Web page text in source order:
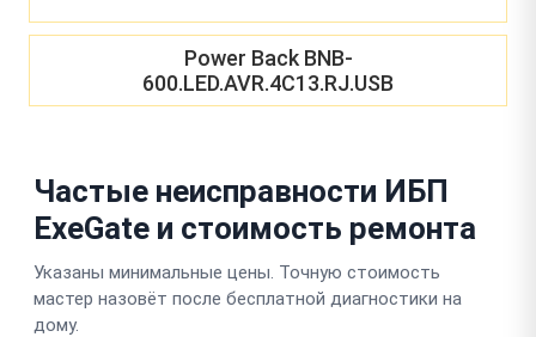
Power Back BNB-
600.LED.AVR.4C13.RJ.USB
Частые неисправности ИБП
ExeGate и стоимость ремонта
Указаны минимальные цены. Точную стоимость
мастер назовёт после бесплатной диагностики на
дому.